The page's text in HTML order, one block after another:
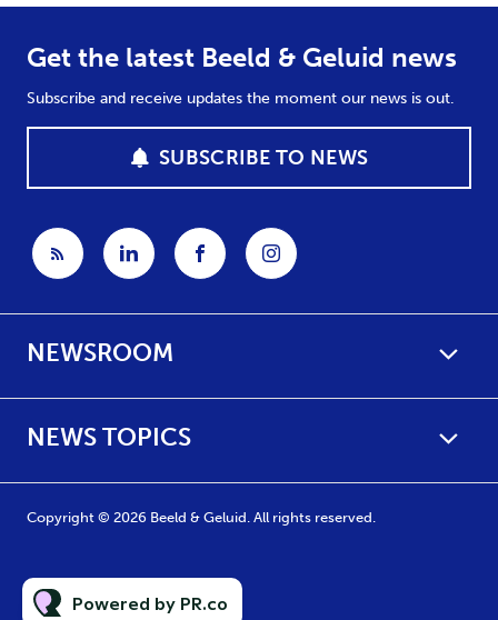
Get the latest Beeld & Geluid news
Subscribe and receive updates the moment our news is out.
SUBSCRIBE TO NEWS
NEWSROOM
NEWS TOPICS
Copyright © 2026 Beeld & Geluid. All rights reserved.
Powered by PR.co